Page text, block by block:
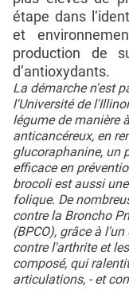
étape dans
et
production de
d’antioxydants.
La démarche n'est
l'Université de
légume de manière
anticancéreux, en
glucoraphanine, un
efficace en
brocoli est aussi
folique. De
contre la Broncho
(BPCO), grâce à
contre l'arthrite et
composé, qui
articulations, - et